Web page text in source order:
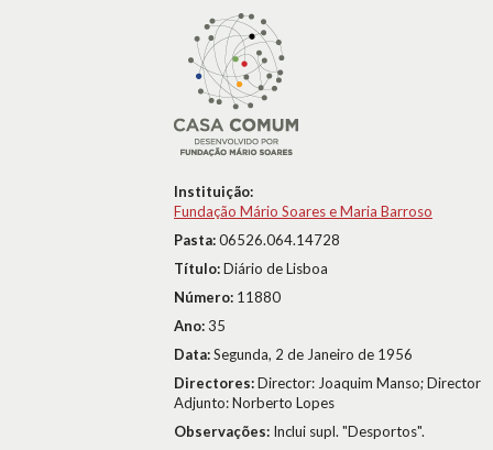
Instituição:
Fundação Mário Soares e Maria Barroso
Pasta:06526.064.14728
Título:Diário de Lisboa
Número: 11880
Ano:35
Data:Segunda, 2 de Janeiro de 1956
Directores:Director: Joaquim Manso; Director
Adjunto: Norberto Lopes
Observações: Inclui supl. "Desportos".